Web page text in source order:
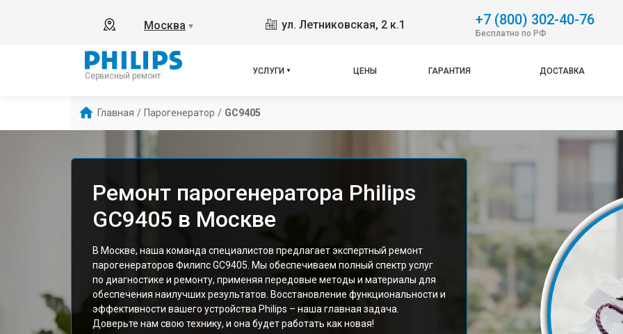
Москва ▼ ул. Летниковская, 2 к.1 +7 (800) 302-40-76
Бесплатно по РФ
Сервисный ремонт
УСЛУГИ ЦЕНЫ ГАРАНТИЯ ДОСТАВКА
Главная / Парогенератор / GC9405
Ремонт парогенератора Philips
GC9405 в Москве
В Москве, наша команда специалистов предлагает экспертный ремонт
парогенераторов Филипс GC9405. Мы обеспечиваем полный спектр услуг
по диагностике и ремонту, применяя передовые методы и материалы для
обеспечения наилучших результатов. Восстановление функциональности и
эффективности вашего устройства Philips – наша главная задача.
Доверьте нам свою технику, и она будет работать как новая!